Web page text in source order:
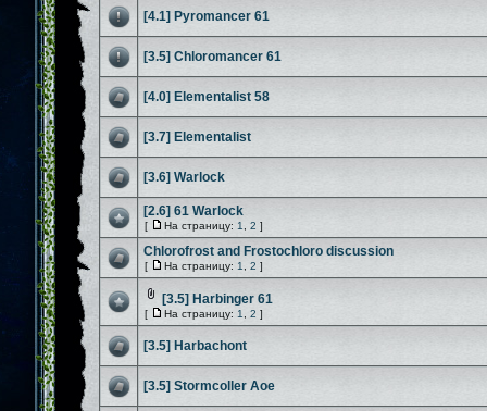
[4.1] Pyromancer 61
[3.5] Chloromancer 61
[4.0] Elementalist 58
[3.7] Elementalist
[3.6] Warlock
[2.6] 61 Warlock
[ На страницу: 1 2 ]
Chlorofrost and Frostochloro discussion
[ На страницу: 1 2 ]
[3.5] Harbinger 61
[ На страницу: 1 2 ]
[3.5] Harbachont
[3.5] Stormcoller Aoe